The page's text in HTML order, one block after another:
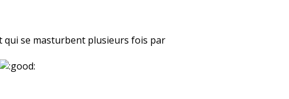
qui se masturbent plusieurs fois par